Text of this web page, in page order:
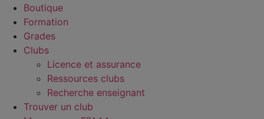
Boutique
Formation
Grades
Clubs
Licence et assurance
Ressources clubs
Recherche enseignant
Trouver un club